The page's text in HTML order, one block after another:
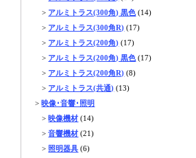
> アルミトラス(300角) 黒色 (14)
> アルミトラス(300角R) (17)
> アルミトラス(200角) (17)
> アルミトラス(200角) 黒色 (17)
> アルミトラス(200角R) (8)
> アルミトラス(共通) (13)
>映像･音響･照明
>映像機材 (14)
>音響機材 (21)
> 照明器具 (6)